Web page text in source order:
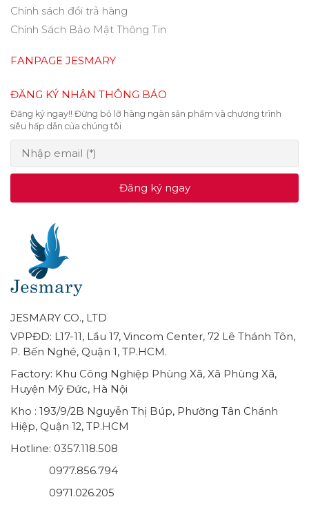
Chính sách đổi trả hàng
Chính Sách Bảo Mật Thông Tin
FANPAGE JESMARY
ĐĂNG KÝ NHẬN THÔNG BÁO
Đăng ký ngay!! Đừng bỏ lỡ hàng ngàn sản phẩm và chương trình
siêu hấp dẫn của chúng tôi
Đăng ký ngay
JESMARY CO., LTD
VPPĐD: L17-11, Lầu 17, Vincom Center, 72 Lê Thánh Tôn,
P. Bến Nghé, Quận 1, TP.HCM.
Factory: Khu Công Nghiệp Phùng Xã, Xã Phùng Xã,
Huyện Mỹ Đức, Hà Nội
Kho : 193/9/2B Nguyễn Thị Búp, Phường Tân Chánh
Hiệp, Quận 12, TP.HCM
Hotline: 0357.118.508
0977.856.794
0971.026.205